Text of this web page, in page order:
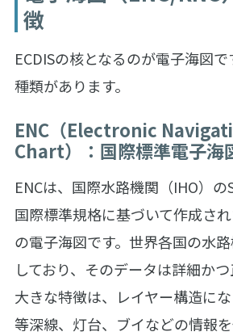
徴
ECDISの核となるのが電子海図
種類があります。
ENC（Electronic
Chart）：国際標準電子海
ENCは、国際水路機関（IHO）
国際標準規格に基づいて作成さ
の電子海図です。世界各国の水
しており、そのデータは詳細か
大きな特徴は、レイヤー構造にな
等深線、灯台、ブイなどの情報